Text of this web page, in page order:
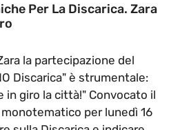
Per La Discarica. Zara
la partecipazione del
Discarica" è strumentale:
in giro la città!" Convocato il
per lunedì 16